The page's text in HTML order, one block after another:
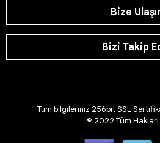
Bize
Bizi Takip
Tüm bilgileriniz 256bit SSL
© 2022 Tüm Hakları